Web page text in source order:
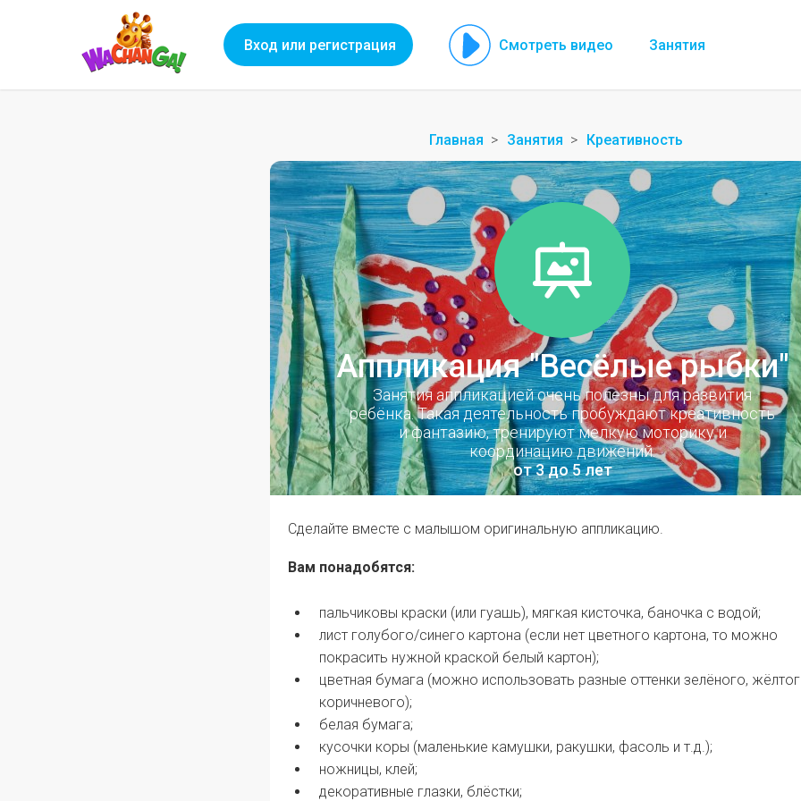
Вход или регистрация Смотреть видео Занятия
Главная Занятия Креативность
Аппликация "Весёлые рыбки"
Занятия аппликацией очень полезны для развития
ребёнка. Такая деятельность пробуждают креативность
и фантазию, тренируют мелкую моторику и
координацию движений.
от 3 до 5 лет
Сделайте вместе с малышом оригинальную аппликацию.
Вам понадобятся:
пальчиковы краски (или гуашь), мягкая кисточка, баночка с водой;
лист голубого/синего картона (если нет цветного картона, то можно
покрасить нужной краской белый картон);
цветная бумага (можно использовать разные оттенки зелёного,
коричневого);
белая бумага;
кусочки коры (маленькие камушки, ракушки, фасоль и т.д.);
ножницы, клей;
декоративные глазки, блёстки;